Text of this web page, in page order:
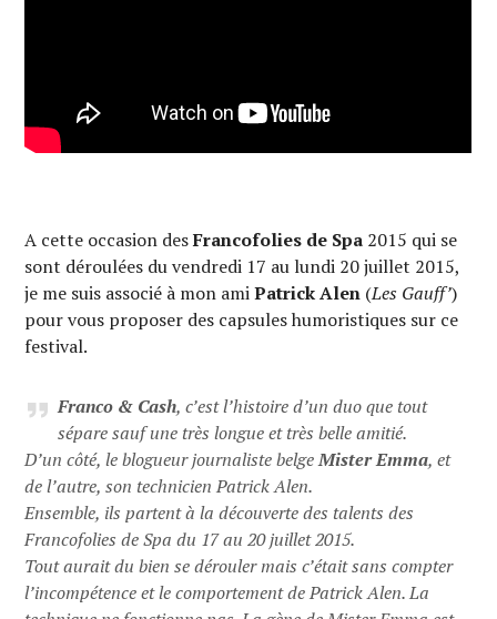
A cette occasion desFrancofolies de Spa 2015 qui se
sont déroulées du vendredi 17 au lundi 20 juillet 2015,
je me suis associé à mon amiPatrick Alen (Les Gauff’)
pour vous proposer des capsules humoristiques sur ce
festival.
Franco & Cash, c’est l’histoire d’un duo que tout
sépare sauf une très longue et très belle amitié.
D’un côté, le blogueur journaliste belgeMister Emma, et
de l’autre, son technicien Patrick Alen.
Ensemble, ils partent à la découverte des talents des
Francofolies de Spa du 17 au 20 juillet 2015.
Tout aurait du bien se dérouler mais c’était sans compter
l’incompétence et le comportement de Patrick Alen. La